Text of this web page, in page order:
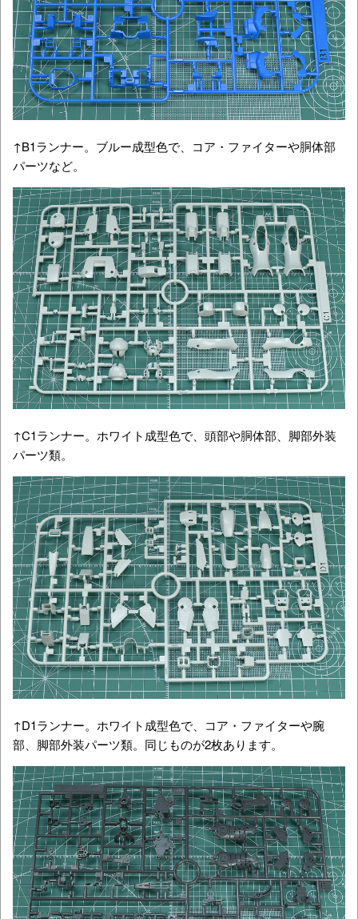
↑B1ランナー。ブルー成型色で、コア・ファイターや胴体部
パーツなど。
↑C1ランナー。ホワイト成型色で、頭部や胴体部、脚部外装
パーツ類。
↑D1ランナー。ホワイト成型色で、コア・ファイターや腕
部、脚部外装パーツ類。同じものが2枚あります。